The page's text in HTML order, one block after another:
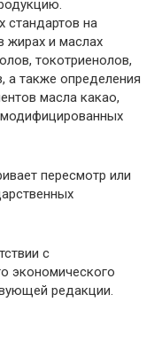
стандартов на
жирах и маслах
токотриенолов,
а также определения
масла какао,
пересмотр или
с
экономического
редакции.